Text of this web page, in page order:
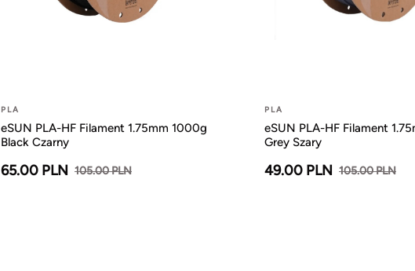
PLA
eSUN PLA-HF Filament 1.75mm 1000g
Black Czarny
65.00 PLN 105.00 PLN
PLA
eSUN PLA-HF Filament
Grey Szary
49.00 PLN 105.00 PLN